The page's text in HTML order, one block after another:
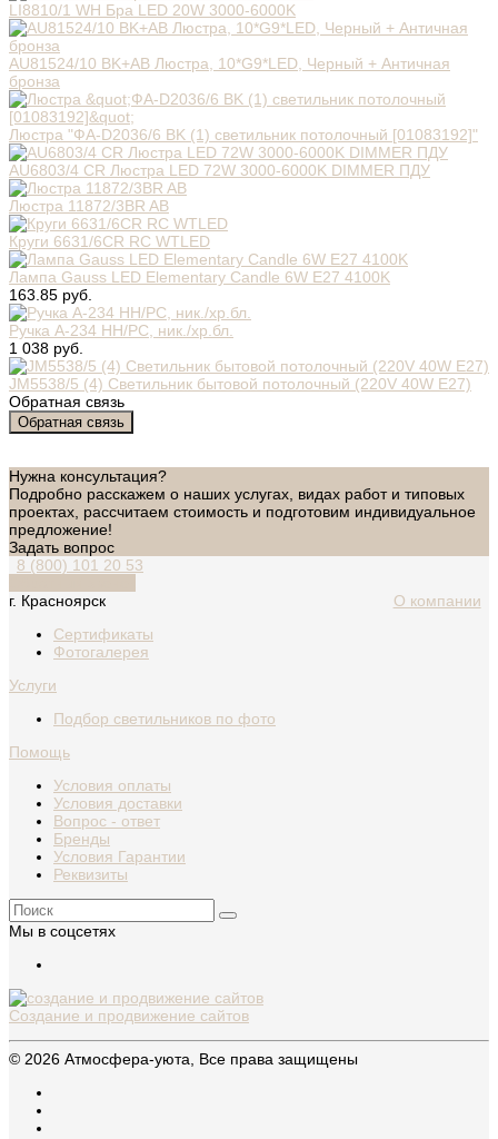
LI8810/1 WH Бра LED 20W 3000-6000K
AU81524/10 BK+AB Люстра, 10*G9*LED, Черный + Античная
бронза
Люстра "ФА-D2036/6 BK (1) светильник потолочный [01083192]"
AU6803/4 CR Люстра LED 72W 3000-6000K DIMMER ПДУ
Люстра 11872/3BR AB
Круги 6631/6CR RC WTLED
Лампа Gauss LED Elementary Candle 6W E27 4100K
163.85 руб.
Ручка A-234 HH/PC, ник./хр.бл.
1 038 руб.
JM5538/5 (4) Светильник бытовой потолочный (220V 40W E27)
Обратная связь
Обратная связь
Нужна консультация?
Подробно расскажем о наших услугах, видах работ и типовых
проектах, рассчитаем стоимость и подготовим индивидуальное
предложение!
Задать вопрос
8 (800) 101 20 53
г. Красноярск
О компании
Сертификаты
Фотогалерея
Услуги
Подбор светильников по фото
Помощь
Условия оплаты
Условия доставки
Вопрос - ответ
Бренды
Условия Гарантии
Реквизиты
Мы в соцсетях
Создание и продвижение сайтов
© 2026 Атмосфера-уюта, Все права защищены